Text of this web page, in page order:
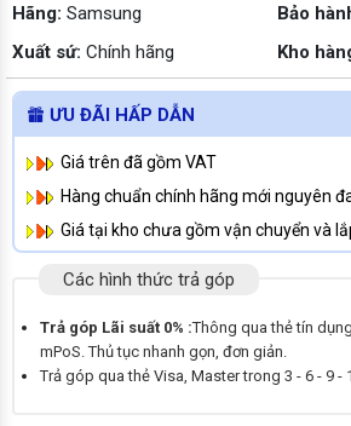
Hãng: Samsung Bảo
Xuất sứ: Chính hãng Kho
ƯU ĐÃI HẤP DẪN
Giá trên đã gồm VAT
Hàng chuẩn chính hãng mới nguyên
Giá tại kho chưa gồm vận chuyển và
Các hình thức trả góp
Trả góp Lãi suất 0% :Thông qua thẻ tín
mPoS. Thủ tục nhanh gọn, đơn giản.
Trả góp qua thẻ Visa, Master trong 3 - 6 - 9 -